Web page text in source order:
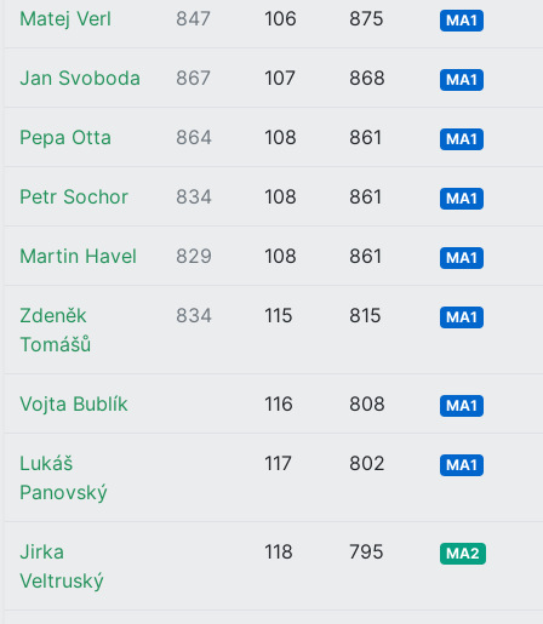
Matej Verl 847 106 875 MA1
Jan Svoboda 867 107 868 MA1
Pepa Otta 864 108 861 MA1
Petr Sochor 834 108 861 MA1
Martin Havel 829 108 861 MA1
Zdeněk
Tomášů
834 115 815 MA1
Vojta Bublík 116 808 MA1
Lukáš
Panovský
117 802 MA1
Jirka
Veltruský
118 795 MA2